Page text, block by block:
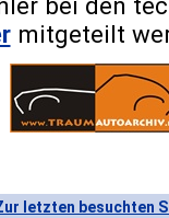
mitgeteilt
letzten besuchten